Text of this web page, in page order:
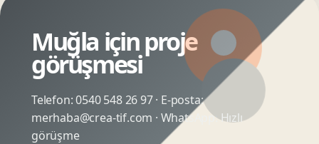
Muğla için proje
görüşmesi
Telefon:0540 548 26 97· E-posta:
merhaba@crea-tif.com · WhatsApp:Hızlı
görüşme